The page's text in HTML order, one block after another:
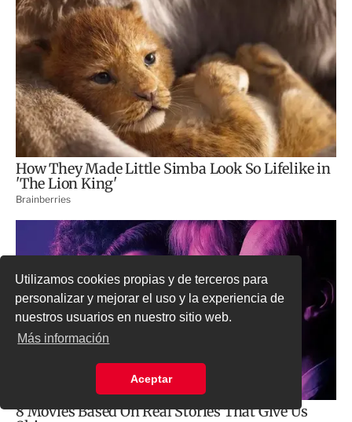
Utilizamos cookies propias y de terceros para
personalizar y mejorar el uso y la experiencia de
nuestros usuarios en nuestro sitio web.
Más información
Aceptar